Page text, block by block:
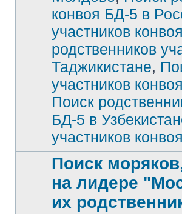
конвоя БД-5 в
участников
родственников
Таджикистане,
участников
Поиск
БД-5 в
участников
Поиск
на лидере
их